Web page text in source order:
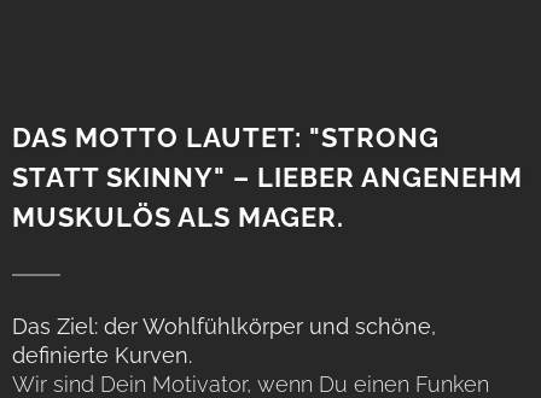
DAS MOTTO LAUTET: "STRONG
STATT SKINNY" – LIEBER ANGENEHM
MUSKULÖS ALS MAGER.
Das Ziel: der Wohlfühlkörper und schöne,
definierte Kurven.
Wir sind Dein Motivator, wenn Du einen Funken